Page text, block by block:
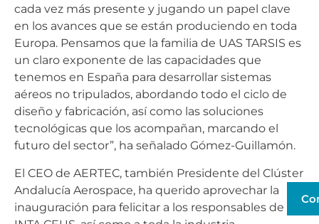
cada vez más presente y jugando un papel clave
en los avances que se están produciendo en toda
Europa. Pensamos que la familia de UAS TARSIS es
un claro exponente de las capacidades que
tenemos en España para desarrollar sistemas
aéreos no tripulados, abordando todo el ciclo de
diseño y fabricación, así como las soluciones
tecnológicas que los acompañan, marcando el
futuro del sector”, ha señalado Gómez-Guillamón.
El CEO de AERTEC, también Presidente del Clúster
Andalucía Aerospace, ha querido aprovechar la
inauguración para felicitar a los responsables de